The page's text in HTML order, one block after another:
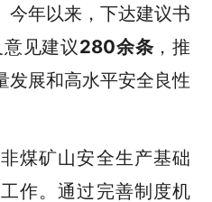
今年以来，下达建议书
意见建议280余条 ，推
发展和高水平安全良性
煤矿山安全生产基础
作。通过完善制度机